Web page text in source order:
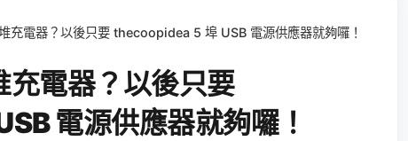
充電器？以後只要 thecoopidea 5 埠 USB 電源供應器就夠囉！
電器？以後只要
電源供應器就夠囉！